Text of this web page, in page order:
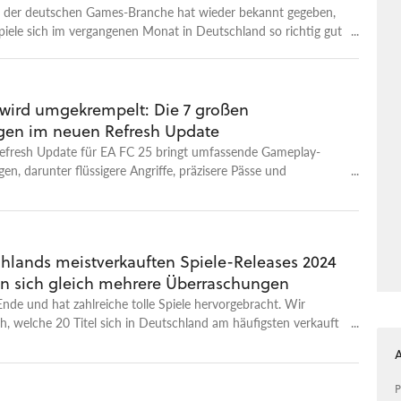
deutschen Games-Branche hat wieder bekannt gegeben,
sich im vergangenen Monat in Deutschland so richtig gut
wird umgekrempelt: Die 7 großen
im neuen Refresh Update
Update für EA FC 25 bringt umfassende Gameplay-
darunter flüssigere Angriffe, präzisere Pässe und
meistverkauften Spiele-Releases 2024
sich gleich mehrere Überraschungen
und hat zahlreiche tolle Spiele hervorgebracht. Wir
welche 20 Titel sich in Deutschland am häufigsten verkauft